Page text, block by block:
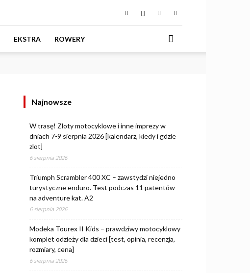
EKSTRA ROWERY
Najnowsze
W trasę! Zloty motocyklowe i inne imprezy w
dniach 7-9 sierpnia 2026 [kalendarz, kiedy i gdzie
zlot]
6 sierpnia 2026
Triumph Scrambler 400 XC – zawstydzi niejedno
turystyczne enduro. Test podczas 11 patentów
na adventure kat. A2
6 sierpnia 2026
Modeka Tourex II Kids – prawdziwy motocyklowy
komplet odzieży dla dzieci [test, opinia, recenzja,
rozmiary, cena]
6 sierpnia 2026